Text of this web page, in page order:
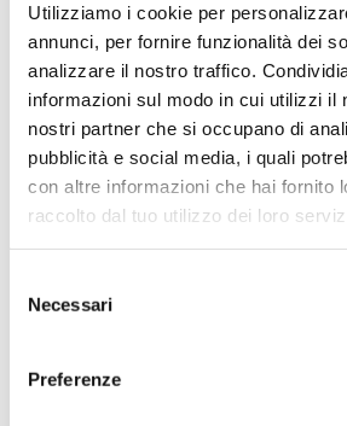
Utilizziamo i cookie per
annunci, per fornire funzionalità dei
analizzare il nostro traffico.
informazioni sul modo in cui utilizzi il
nostri partner che si occupano di
pubblicità e social media, i quali
con altre informazioni che hai fornito
raccolto dal tuo utilizzo dei loro
delNecessari
Preferenze
crimini che da oltre un quarto
perpetuano.
La Commissione d'inchiesta
appello alla comunità
mobilitarsi ed affrontare la
diversi responsabili delle